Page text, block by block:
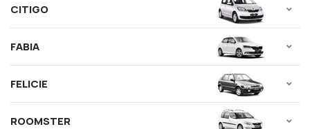
CITIGO
FABIA
FELICIE
ROOMSTER